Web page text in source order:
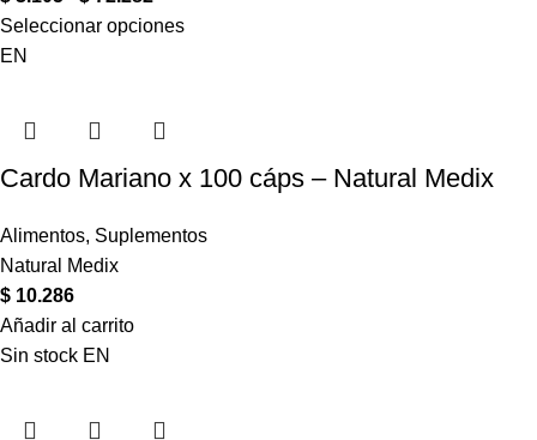
Seleccionar opciones
EN
Cardo Mariano x 100 cáps – Natural Medix
Alimentos, Suplementos
Natural Medix
$ 10.286
Añadir al carrito
Sin stock EN